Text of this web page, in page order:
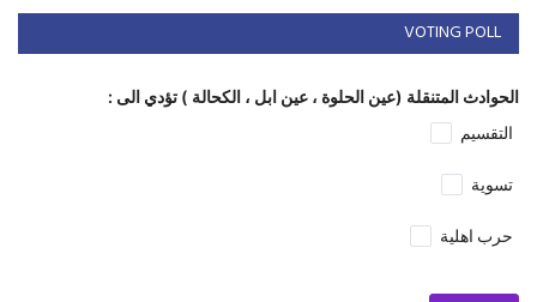
VOTING POLL
الحوادث المتنقلة (عين الحلوة ، عين ابل ، الكحالة ) تؤدي الى :
التقسيم
تسوية
حرب اهلية